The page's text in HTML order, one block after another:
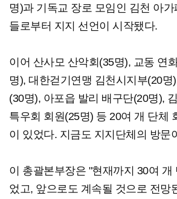
명)과 기독교 장로 모임인 김천 아
들로부터 지지 선언이 시작됐다.
이어 산사모 산악회(35명), 교동 연
명), 대한걷기연맹 김천시지부(20명
(30명), 아포읍 발리 배구단(20명),
특우회 회원(25명) 등 20여 개 단체
이 있었다. 지금도 지지단체의 방문
이 총괄본부장은 "현재까지 30여 개
었고, 앞으로도 계속될 것으로 전망